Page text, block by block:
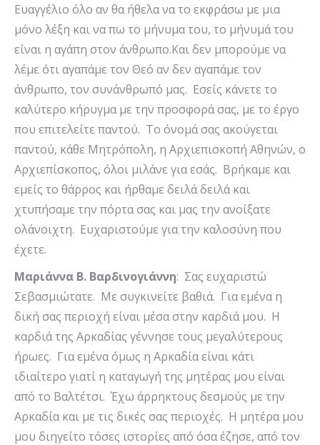
Ευαγγέλιο όλο αν θα ήθελα να το εκφράσω με μια
μόνο λέξη και να πω το μήνυμα του, το μήνυμά του
είναι η αγάπη στον άνθρωπο.Και δεν μπορούμε να
λέμε ότι αγαπάμε τον Θεό αν δεν αγαπάμε τον
άνθρωπο, τον συνάνθρωπό μας. Εσείς κάνετε το
καλύτερο κήρυγμα με την προσφορά σας, με το έργο
που επιτελείτε παντού. To όνομά σας ακούγεται
παντού, κάθε Μητρόπολη, η Αρχιεπισκοπή Αθηνών, ο
Αρχιεπίσκοπος, όλοι μιλάνε για εσάς. Βρήκαμε και
εμείς το θάρρος και ήρθαμε δειλά δειλά και
χτυπήσαμε την πόρτα σας και μας την ανοίξατε
ολάνοιχτη. Ευχαριστούμε για την καλοσύνη που
έχετε.
Μαριάννα Β. Βαρδινογιάννη: Σας ευχαριστώ
Σεβασμιώτατε. Με συγκινείτε βαθιά. Για εμένα η
δική σας περιοχή είναι μέσα στην καρδιά μου. Η
καρδιά της Αρκαδίας γέννησε τους μεγαλύτερους
ήρωες. Για εμένα όμως η Αρκαδία είναι κάτι
ιδιαίτερο γιατί η καταγωγή της μητέρας μου είναι
από το Βαλτέτσι. Έχω άρρηκτους δεσμούς με την
Αρκαδία και με τις δικές σας περιοχές. Η μητέρα μου
μου διηγείτο τόσες ιστορίες από όσα έζησε, από τον